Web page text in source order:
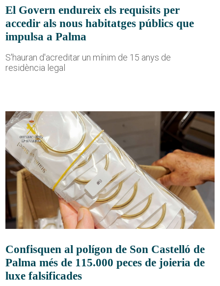
El Govern endureix els requisits per
accedir als nous habitatges públics que
impulsa a Palma
S'hauran d'acreditar un mínim de 15 anys de
residència legal
Confisquen al polígon de Son Castelló de
Palma més de 115.000 peces de joieria de
luxe falsificades